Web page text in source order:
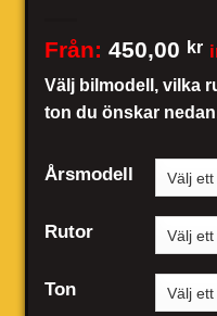
Från: 450,00 kr
Välj bilmodell, vilka
ton du önskar
Årsmodell
Rutor
Ton